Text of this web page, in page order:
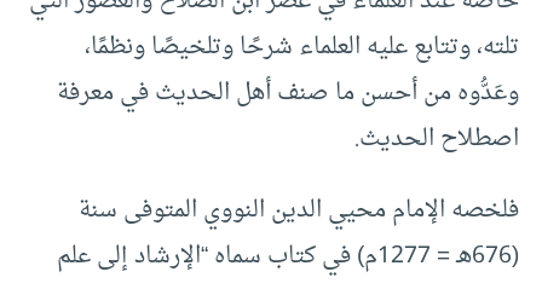
تلته، وتتابع عليه العلماء شرحًا وتلخيصًا ونظمًا،
وعَدُّوه من أحسن ما صنف أهل الحديث في معرفة
اصطلاح الحديث.
فلخصه الإمام محيي الدين النووي المتوفى سنة
(676هـ = 1277م) في كتاب سماه “الإرشاد إلى علم